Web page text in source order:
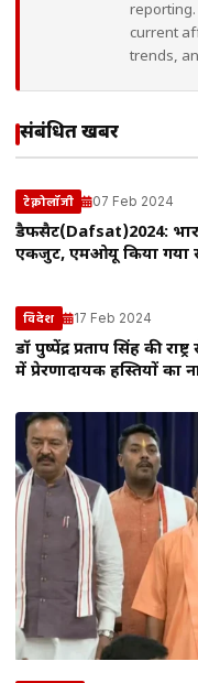
current
trends,
संबंधित खबरें
टेक्नोलॉजी 07 Feb 2024
डैफसैट(Dafsat)2024:
एकजुट, एमओयू किया गया
विदेश 17 Feb 2024
डॉ पुष्पेंद्र प्रताप सिंह की
में प्रेरणादायक हस्तियों का